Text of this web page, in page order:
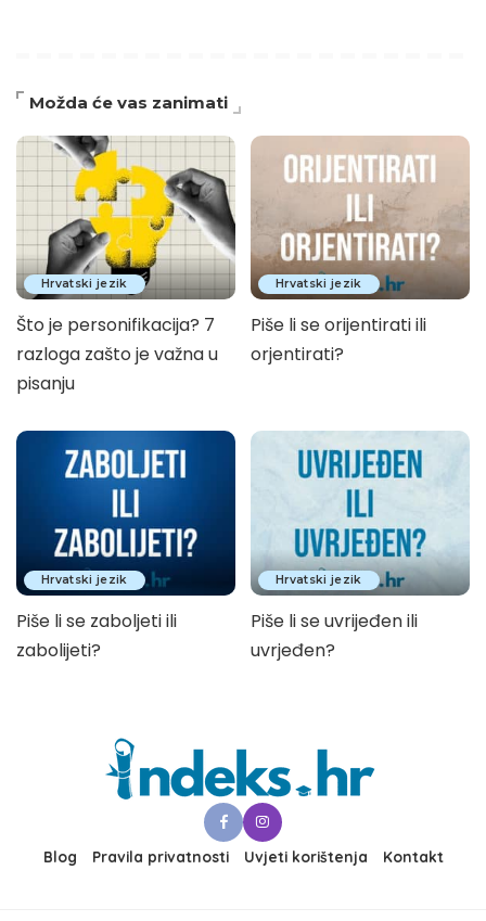
Možda će vas zanimati
Hrvatski jezik
Što je personifikacija? 7
razloga zašto je važna u
pisanju
Hrvatski jezik
Piše li se orijentirati ili
orjentirati?
Hrvatski jezik
Piše li se zaboljeti ili
zabolijeti?
Hrvatski jezik
Piše li se uvrijeđen ili
uvrjeđen?
Blog Pravila privatnosti Uvjeti korištenja Kontakt